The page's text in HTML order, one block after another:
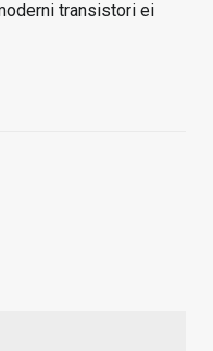
transistori ei